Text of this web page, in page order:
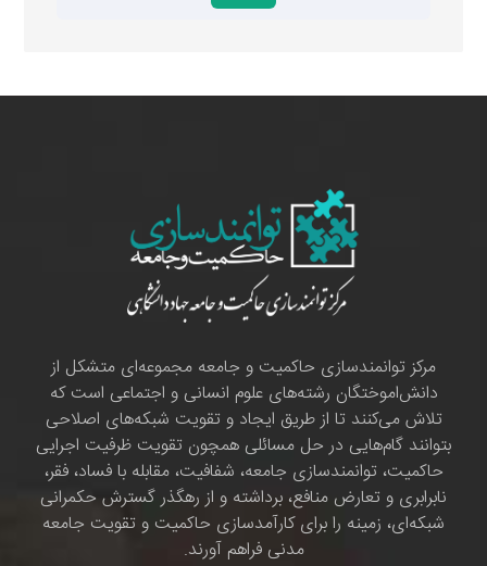
مرکز توانمندسازی حاکمیت و جامعه مجموعه‌ای متشکل از
دانش‌اموختگان رشته‌های علوم انسانی و اجتماعی است که
تلاش می‌کنند تا از طریق ایجاد و تقویت شبکه‌های اصلاحی
بتوانند گام‌هایی در حل مسائلی همچون تقویت ظرفیت اجرایی
حاکمیت، توانمندسازی جامعه، شفافیت، مقابله با فساد، فقر،
نابرابری و تعارض منافع، برداشته و از رهگذر گسترش حکمرانی
شبکه‌ای، زمینه را برای کارآمدسازی حاکمیت و تقویت جامعه
مدنی فراهم آورند.